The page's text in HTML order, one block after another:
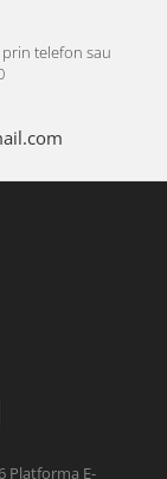
prin telefon sau
Platforma E-